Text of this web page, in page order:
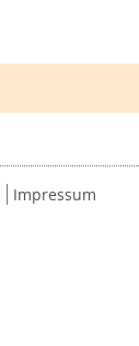
Impressum